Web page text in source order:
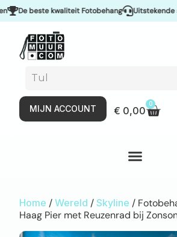
De beste kwaliteit Fotobehang Uitstekende
MIJN ACCOUNT € 0,00
0
Home / Wereld / Skyline /
Haag Pier met Reuzenrad bij